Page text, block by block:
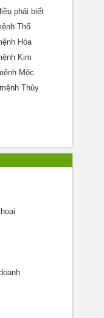
phải biết
Thổ
Hỏa
Kim
Mộc
Thủy